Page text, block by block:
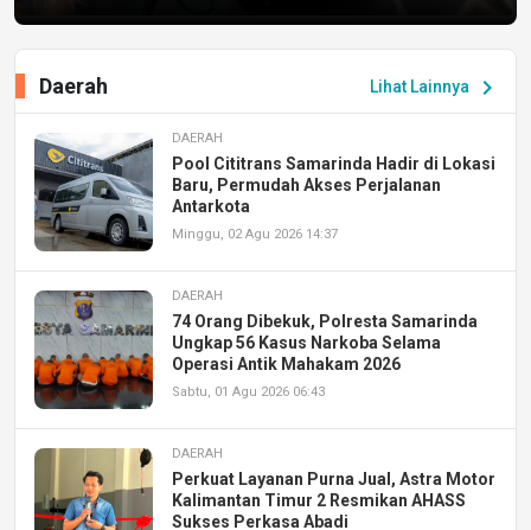
Lihat Lainnya chevron_right
Daerah
DAERAH
Pool Cititrans Samarinda Hadir di Lokasi
Baru, Permudah Akses Perjalanan
Antarkota
Minggu, 02 Agu 2026 14:37
DAERAH
74 Orang Dibekuk, Polresta Samarinda
Ungkap 56 Kasus Narkoba Selama
Operasi Antik Mahakam 2026
Sabtu, 01 Agu 2026 06:43
DAERAH
Perkuat Layanan Purna Jual, Astra Motor
Kalimantan Timur 2 Resmikan AHASS
Sukses Perkasa Abadi